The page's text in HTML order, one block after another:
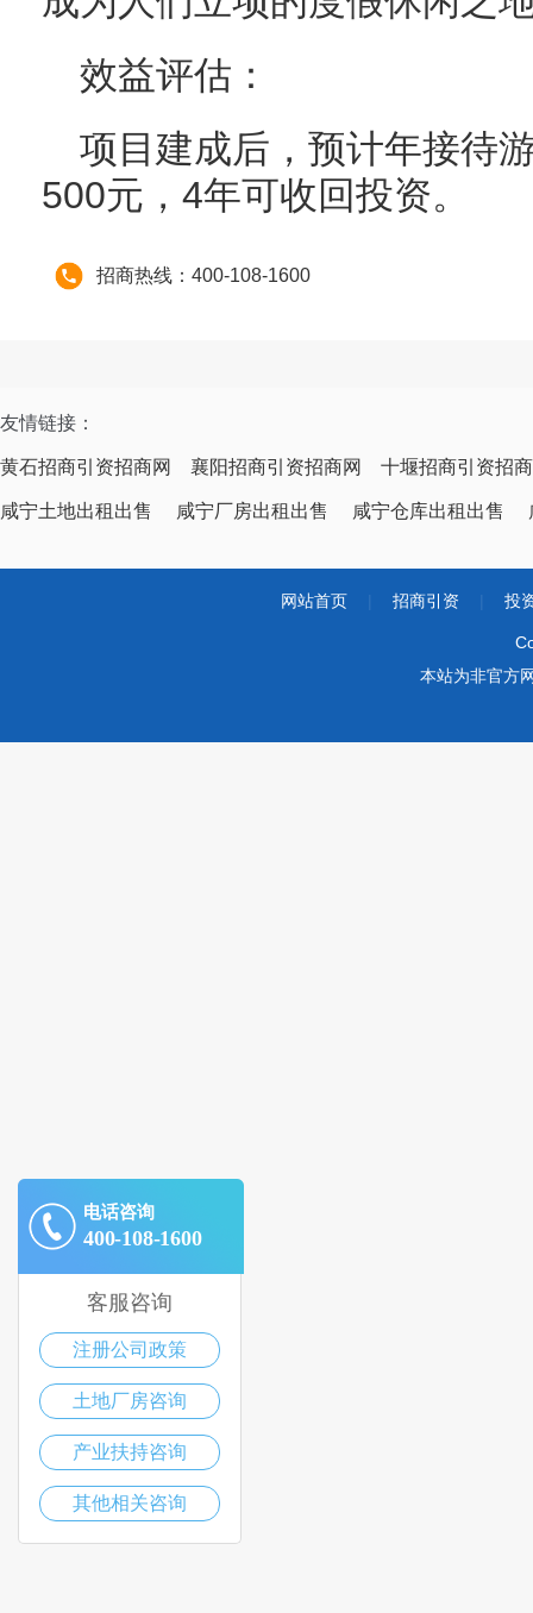
效益评估：
项目建成后，预计年接待
500元，4年可收回投资。
招商热线：400-108-1600
友情链接：
黄石招商引资招商网 襄阳招商引资招商网 十堰招商引资招
咸宁土地出租出售 咸宁厂房出租出售 咸宁仓库出租出售
网站首页 招商引资 投
本站为非官方
电话咨询
400-108-1600
客服咨询
注册公司政策
土地厂房咨询
产业扶持咨询
其他相关咨询